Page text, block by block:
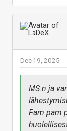
tungetaan
ainakaan)
nyt ekaa
saan jonkun
oli siinäkin
tiktokissa,
yms.
Tuossa nyt
käytöstä,
Dec 19, 2025
MS:n ja
Pam pam